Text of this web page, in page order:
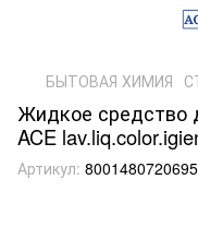
БЫТОВАЯ ХИМИЯ
Жидкое средство
ACE
Артикул: 8001480720695